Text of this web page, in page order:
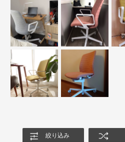
絞り込み